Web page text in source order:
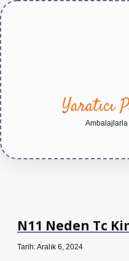
Yaratıcı
N11 Neden Tc
Tarih: Aralık 6, 2024